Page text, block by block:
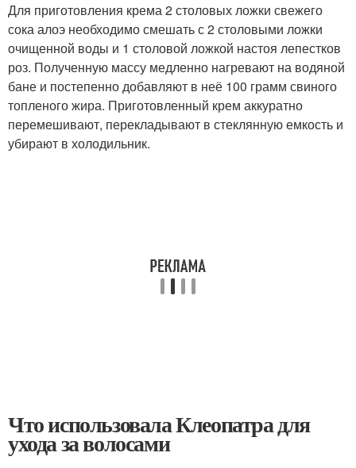
Для приготовления крема 2 столовых ложки свежего
сока алоэ необходимо смешать с 2 столовыми ложки
очищенной воды и 1 столовой ложкой настоя лепестков
роз. Полученную массу медленно нагревают на водяной
бане и постепенно добавляют в неё 100 грамм свиного
топленого жира. Приготовленный крем аккуратно
перемешивают, перекладывают в стеклянную емкость и
убирают в холодильник.
Что использовала Клеопатра для
ухода за волосами